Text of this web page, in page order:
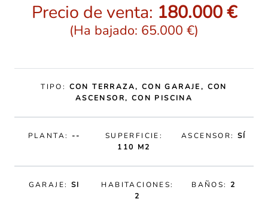
Precio de venta: 180.000 €
(Ha bajado: 65.000 €)
TIPO: CON TERRAZA, CON GARAJE, CON
ASCENSOR, CON PISCINA
PLANTA: --
SUPERFICIE:
110 M2
ASCENSOR: SÍ
GARAJE: SI
HABITACIONES:
2
BAÑOS:2